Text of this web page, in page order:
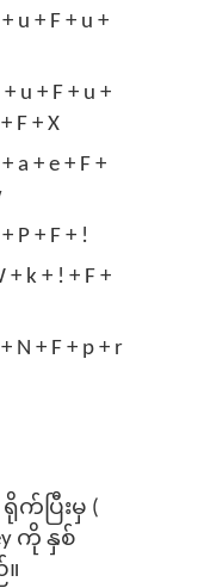
u + F + u +
+ u + F + u +
F + X
a + e + F +
P + F + !
+ k + ! + F +
N + F + p + r
က်ပြီးမှ (
ကို နှစ်